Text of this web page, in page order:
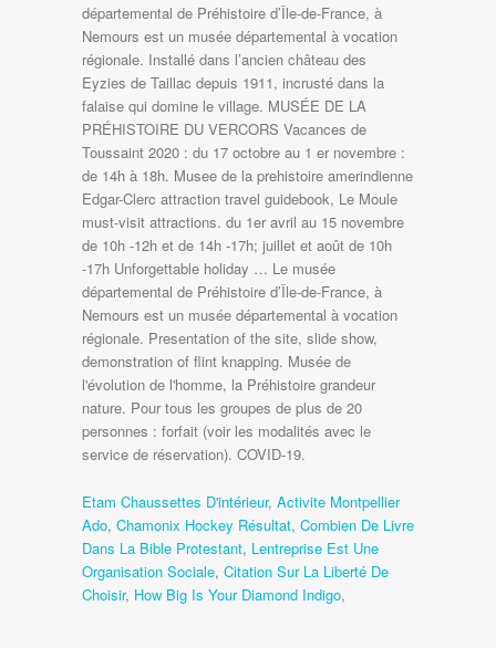
Etam Chaussettes D'intérieur, Activite Montpellier
Ado, Chamonix Hockey Résultat, Combien De Livre
Dans La Bible Protestant, Lentreprise Est Une
Organisation Sociale, Citation Sur La Liberté De
Choisir, How Big Is Your Diamond Indigo,